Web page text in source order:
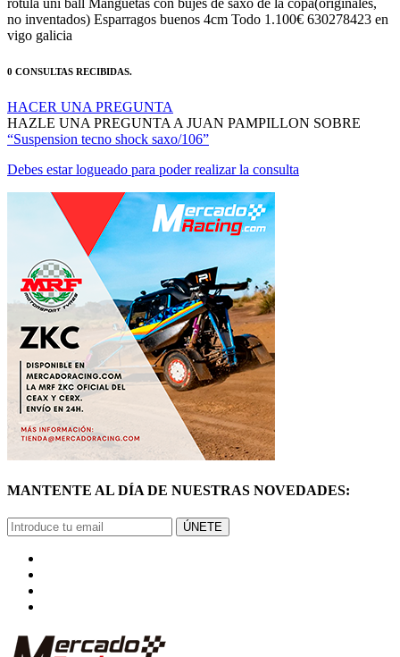
vigo galicia
HAZLE UNA PREGUNTA A JUAN PAMPILLON SOBRE
“Suspension tecno shock saxo/106”
Debes estar logueado para poder realizar la consulta